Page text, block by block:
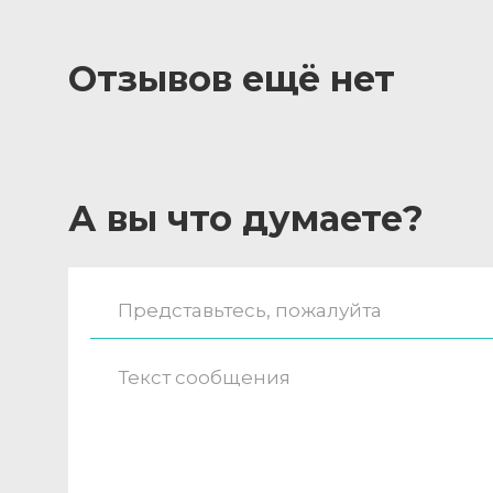
Отзывов ещё нет
А вы что думаете?